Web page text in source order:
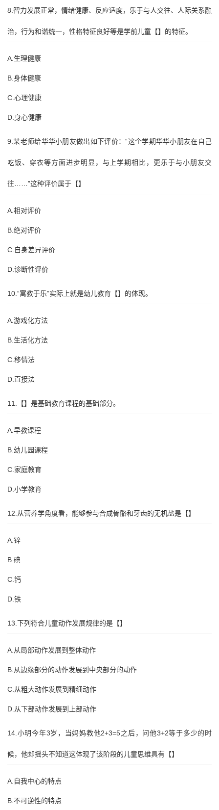
8.智力发展正常，情绪健康、反应适度，乐于与人交往、人际关系融
治，行为和谐统一，性格特征良好等是学前儿童【】的特征。
A.生理健康
B.身体健康
C.心理健康
D.身心健康
9.某老师给华华小朋友做出如下评价：“这个学期华华小朋友在自己
吃饭、穿衣等方面进步明显，与上学期相比，更乐于与小朋友交
往……”这种评价属于【】
A.相对评价
B.绝对评价
C.自身差异评价
D.诊断性评价
10.“寓教于乐”实际上就是幼儿教育【】的体现。
A.游戏化方法
B.生活化方法
C.移情法
D.直接法
11.【】是基础教育课程的基础部分。
A.早教课程
B.幼儿园课程
C.家庭教育
D.小学教育
12.从营养学角度看，能够参与合成骨骼和牙齿的无机盐是【】
A.锌
B.碘
C.钙
D.铁
13.下列符合儿童动作发展规律的是【】
A.从局部动作发展到整体动作
B.从边缘部分的动作发展到中央部分的动作
C.从粗大动作发展到精细动作
D.从下部动作发展到上部动作
14.小明今年3岁，当妈妈教他2+3=5之后，问他3+2等于多少的时
候，他却摇头不知道这体现了该阶段的儿童思维具有【】
A.自我中心的特点
B.不可逆性的特点